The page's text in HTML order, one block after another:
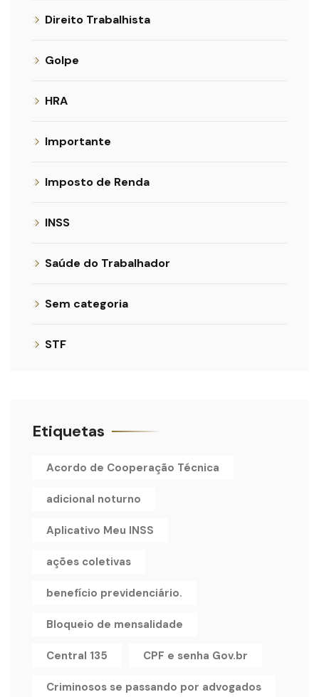
Direito Trabalhista
Golpe
HRA
Importante
Imposto de Renda
INSS
Saúde do Trabalhador
Sem categoria
STF
Etiquetas
Acordo de Cooperação Técnica
adicional noturno
Aplicativo Meu INSS
ações coletivas
benefício previdenciário.
Bloqueio de mensalidade
Central 135 CPF e senha Gov.br
Criminosos se passando por advogados